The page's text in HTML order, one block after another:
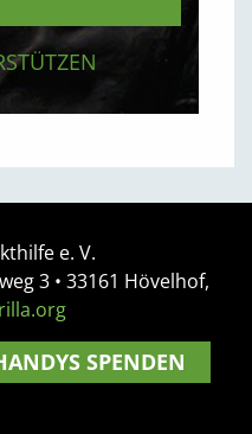
e. V.
3 • 33161 Hövelhof,
SPENDEN